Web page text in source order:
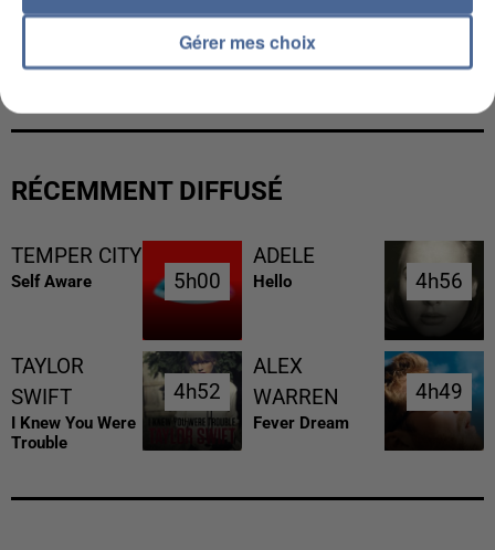
L’UN DES FONDATEURS SUPPOSÉS DE LA DZ
MAFIA INTERPELLÉ EN ALGÉRIE
RÉCEMMENT DIFFUSÉ
TEMPER CITY
Self Aware 5h00
5h00
ADELE
Hello 4h56
4h56
TAYLOR
SWIFT
I Knew You Were
Trouble
4h52
4h52
ALEX
WARREN
Fever Dream
4h49
4h49
Gérer mes choix